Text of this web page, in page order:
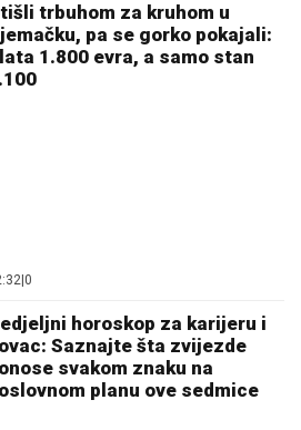
trbuhom za kruhom u
pa se gorko pokajali:
1.800 evra, a samo stan
0
horoskop za karijeru i
Saznajte šta zvijezde
svakom znaku na
planu ove sedmice